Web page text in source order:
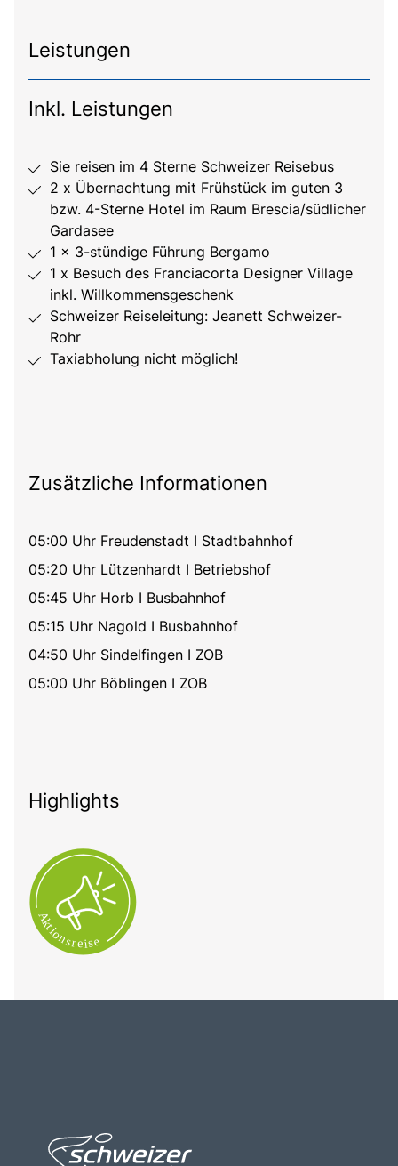
Leistungen
Inkl. Leistungen
Sie reisen im 4 Sterne Schweizer Reisebus
2 x Übernachtung mit Frühstück im guten 3
bzw. 4-Sterne Hotel im Raum Brescia/südlicher
Gardasee
1 x 3-stündige Führung Bergamo
1 x Besuch des Franciacorta Designer Village
inkl. Willkommensgeschenk
Schweizer Reiseleitung: Jeanett Schweizer-
Rohr
Taxiabholung nicht möglich!
Zusätzliche Informationen
05:00 Uhr Freudenstadt I Stadtbahnhof
05:20 Uhr Lützenhardt I Betriebshof
05:45 Uhr Horb I Busbahnhof
05:15 Uhr Nagold I Busbahnhof
04:50 Uhr Sindelfingen I ZOB
05:00 Uhr Böblingen I ZOB
Highlights